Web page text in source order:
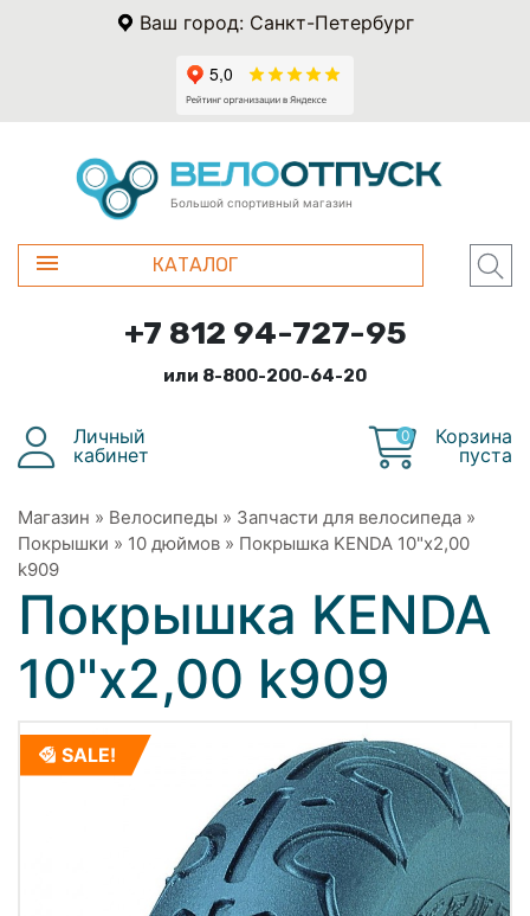
Ваш город: Санкт-Петербург
Большой спортивный магазин
КАТАЛОГ
+7 812 94-727-95
или 8-800-200-64-20
Личный
кабинет
0
Корзина
пуста
Магазин » Велосипеды » Запчасти для велосипеда »
Покрышки » 10 дюймов » Покрышка KENDA 10"x2,00
k909
Покрышка KENDA
10"x2,00 k909
SALE!